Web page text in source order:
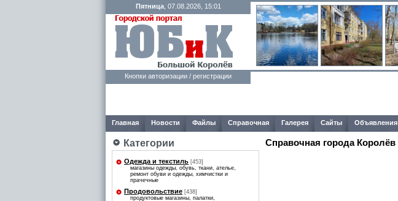
Пятница, 07.08.2026, 15:01
Кнопки авторизации / регистрации
Главная Новости Файлы Справочная Галерея Сайты Объявления
Категории
Одежда и текстиль [453]
магазины одежды, обувь, ткани, ателье,
ремонт обуви и одежды, химчистки и
прачечные
Продовольствие [438]
продуктовые магазины, палатки,
Справочная города Королёв